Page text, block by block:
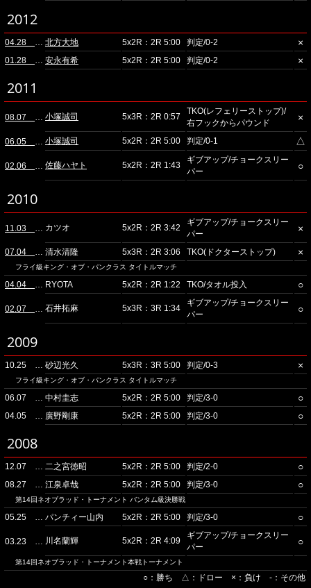
2012
04.28 ディファ有明 北方大地 5x2R：2R 5:00 判定/0-2 ×
01.28 ディファ有明 安永有希 5x2R：2R 5:00 判定/0-2 ×
2011
08.07 ディファ有明 小塚誠司 5x3R：2R 0:57
TKO(レフェリーストップ)/
右フックからパウンド
×
06.05 ディファ有明 小塚誠司 5x2R：2R 5:00 判定/0-1 △
02.06 ディファ有明 佐藤ハヤト 5x2R：2R 1:43
ギブアップ/チョークスリー
パー
○
2010
11.03 ディファ有明 カツオ 5x2R：2R 3:42
ギブアップ/チョークスリー
パー
×
07.04 ディファ有明 清水清隆 5x3R：2R 3:06 TKO(ドクターストップ) ×
フライ級キング・オブ・パンクラス タイトルマッチ
04.04 ディファ有明 RYOTA 5x2R：2R 1:22 TKO/タオル投入 ○
02.07 ディファ有明 石井拓麻 5x3R：3R 1:34
ギブアップ/チョークスリー
パー
○
2009
10.25 ディファ有明 砂辺光久 5x3R：3R 5:00 判定/0-3 ×
フライ級キング・オブ・パンクラス タイトルマッチ
06.07 ディファ有明 中村圭志 5x2R：2R 5:00 判定/3-0 ○
04.05 ディファ有明 廣野剛康 5x2R：2R 5:00 判定/3-0 ○
2008
12.07 ディファ有明 二之宮徳昭 5x2R：2R 5:00 判定/2-0 ○
08.27 後楽園ホール 江泉卓哉 5x2R：2R 5:00 判定/3-0 ○
第14回ネオブラッド・トーナメント バンタム級決勝戦
05.25 アゼリア大正ホール パンチィー山内 5x2R：2R 5:00 判定/3-0 ○
03.23 ゴールドジムサウス東京 川名蘭輝 5x2R：2R 4:09
ギブアップ/チョークスリー
パー
○
第14回ネオブラッド・トーナメント本戦トーナメント
○：勝ち △：ドロー ×：負け -：その他